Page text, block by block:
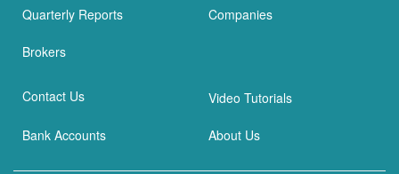
Quarterly Reports Companies
Brokers
Contact Us Video Tutorials
Bank Accounts About Us